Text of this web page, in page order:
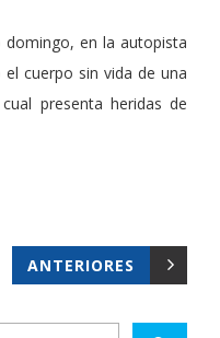
domingo, en la autopista
cuerpo sin vida de una
presenta heridas de
ANTERIORES